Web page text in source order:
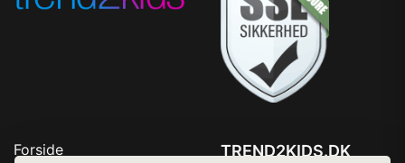
Forside
TREND2KIDS.DK